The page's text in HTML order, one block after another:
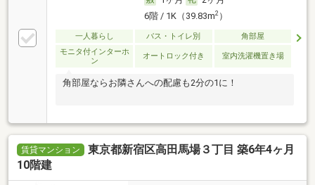
6階 / 1K（39.83m2）
一人暮らし バス・トイレ別
角部屋
モニタ付インターホ
ン
オートロック付き 室内洗濯機置き場
角部屋ならお隣さんへの配慮も2分の1に！
賃貸マンション
東京都新宿区高田馬場３丁目 築6年4ヶ月
10階建